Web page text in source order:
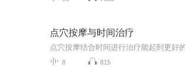
点穴按摩与时间治疗
点穴按摩结合时间进行治疗能起到更好的
8 815